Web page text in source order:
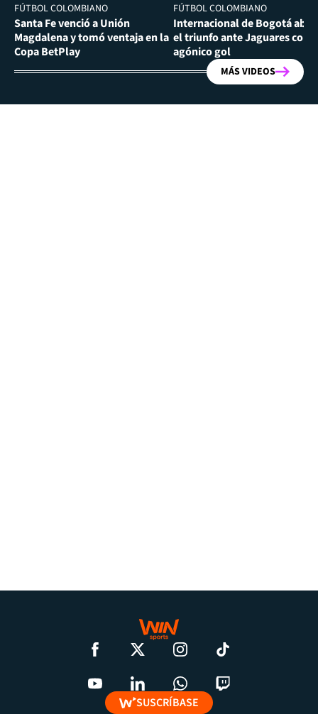
FÚTBOL COLOMBIANO
Santa Fe venció a Unión
Magdalena y tomó ventaja en la
Copa BetPlay
FÚTBOL COLOMBIANO
Internacional de Bogotá
el triunfo ante Jaguares con
agónico gol
MÁS VIDEOS
SUSCRÍBASE